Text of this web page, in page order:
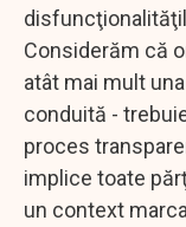
Considerăm că
atât mai mult
conduită -
proces
implice toate
un context